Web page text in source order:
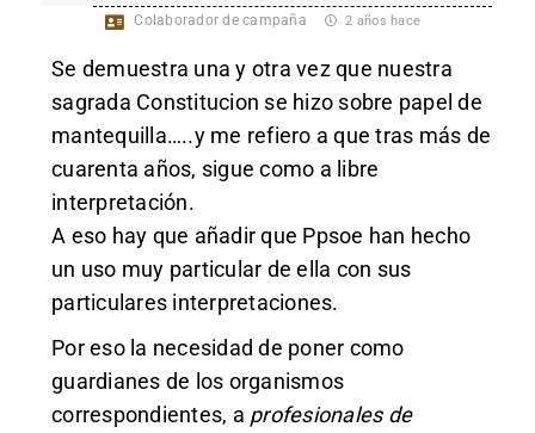
Colaborador de campaña 2 años hace
Se demuestra una y otra vez que nuestra
sagrada Constitucion se hizo sobre papel de
mantequilla…..y me refiero a que tras más de
cuarenta años, sigue como a libre
interpretación.
A eso hay que añadir que Ppsoe han hecho
un uso muy particular de ella con sus
particulares interpretaciones.
Por eso la necesidad de poner como
guardianes de los organismos
correspondientes, a profesionales de